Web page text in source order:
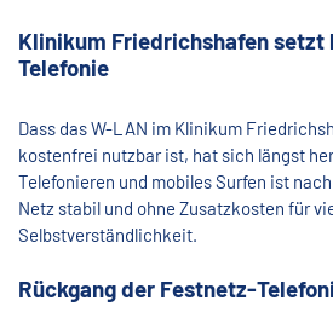
Klinikum Friedrichshafen setzt
Telefonie
Dass das W-LAN im Klinikum
kostenfrei nutzbar ist, hat sich längst
Telefonieren und mobiles Surfen ist
Netz stabil und ohne Zusatzkosten für
Selbstverständlichkeit.
Rückgang der Festnetz-